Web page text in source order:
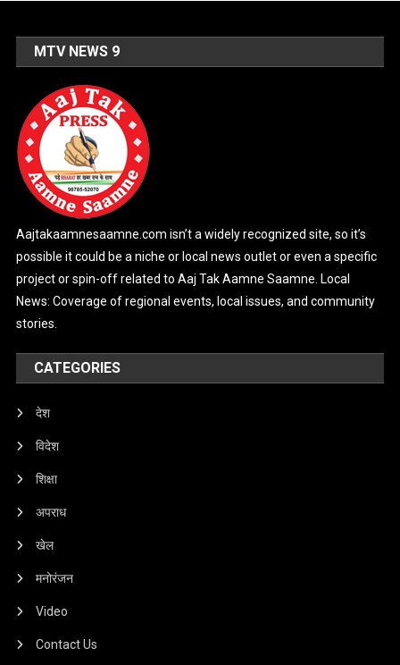
MTV NEWS 9
Aajtakaamnesaamne.com isn’t a widely recognized site, so it’s
possible it could be a niche or local news outlet or even a specific
project or spin-off related to Aaj Tak Aamne Saamne. Local
News: Coverage of regional events, local issues, and community
stories.
CATEGORIES
देश
विदेश
शिक्षा
अपराध
खेल
मनोरंजन
Video
Contact Us